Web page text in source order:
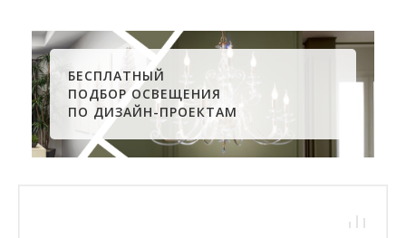
БЕСПЛАТНЫЙ
ПОДБОР ОСВЕЩЕНИЯ
ПО ДИЗАЙН-ПРОЕКТАМ